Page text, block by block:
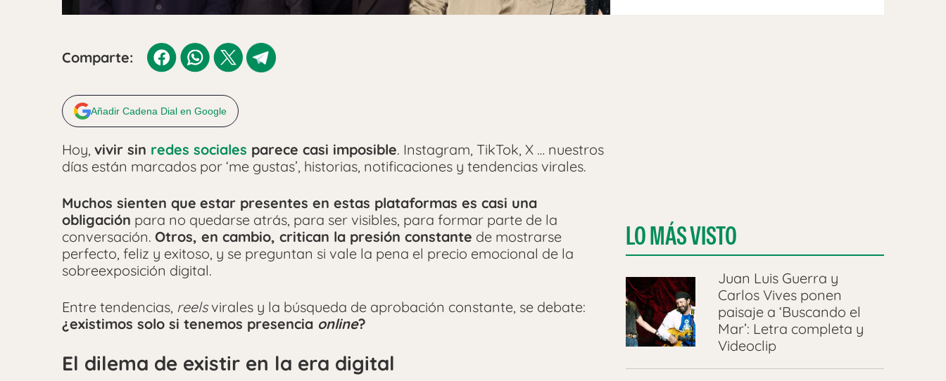
Comparte:
Añadir Cadena Dial en Google
Hoy, vivir sin redes sociales parece casi imposible. Instagram, TikTok, X … nuestros
días están marcados por ‘me gustas’, historias, notificaciones y tendencias virales.
Muchos sienten que estar presentes en estas plataformas es casi una
obligación para no quedarse atrás, para ser visibles, para formar parte de la
conversación. Otros, en cambio, critican la presión constante de mostrarse
perfecto, feliz y exitoso, y se preguntan si vale la pena el precio emocional de la
sobreexposición digital.
Entre tendencias, reelsvirales y la búsqueda de aprobación constante, se debate:
¿existimos solo si tenemos presencia online?
El dilema de existir en la era digital
LO MÁS VISTO
Juan Luis Guerra y
Carlos Vives ponen
paisaje a ‘Buscando el
Mar’: Letra completa y
Videoclip